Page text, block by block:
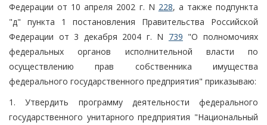
Федерации от 10 апреля 2002 г. N 228, а также подпункта
"д" пункта 1 постановления Правительства Российской
Федерации от 3 декабря 2004 г. N 739 "О полномочиях
федеральных органов исполнительной власти по
осуществлению прав собственника имущества
федерального государственного предприятия" приказываю:
1. Утвердить программу деятельности федерального
государственного унитарного предприятия "Национальный